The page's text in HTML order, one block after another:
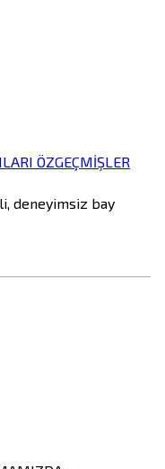
ÖZGEÇMİŞLER
deneyimsiz bay